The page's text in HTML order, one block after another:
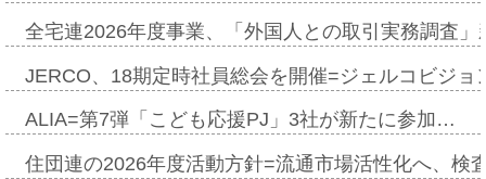
全宅連2026年度事業、「外国人との取引実務調査
JERCO、18期定時社員総会を開催=ジェルコビジ
ALIA=第7弾「こども応援PJ」3社が新たに参加…
住団連の2026年度活動方針=流通市場活性化へ、検